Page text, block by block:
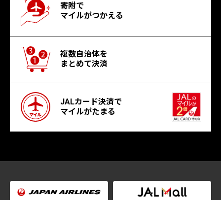
寄附で
マイルがつかえる
複数自治体を
まとめて決済
JALカード決済で
マイルがたまる